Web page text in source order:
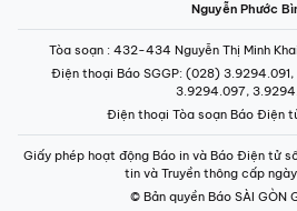
Nguyễn Phước
Tòa soạn : 432-434 Nguyễn Thị Minh
Điện thoại Báo SGGP: (028)
3.9294.097,
Điện thoại Tòa soạn Báo Điện
Giấy phép hoạt động Báo in và Báo Điện tử
tin và Truyền thông cấp
© Bản quyền Báo SÀI GÒN